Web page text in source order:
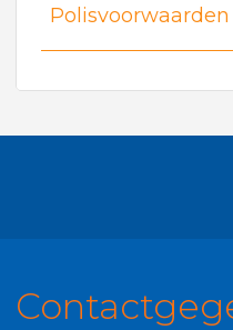
Polisvoorwaarden